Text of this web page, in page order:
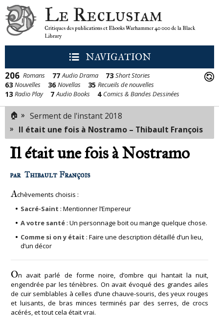
Le Reclusiam
Critiques des publications et Ebooks Warhammer 40 000 de la Black
Library
NAVIGATION
206 Romans 77 Audio Drama 73 Short Stories
63 Nouvelles 36 Novellas 35 Recueils de nouvelles
13 Radio Play 7 Audio Books 4 Comics & Bandes Dessinées
🏠 » Serment de l'instant 2018
» Il était une fois à Nostramo – Thibault François
Il était une fois à Nostramo
par Thibault François
Achèvements choisis :
Sacré-Saint : Mentionner l’Empereur
A votre santé : Un personnage boit ou mange quelque chose.
Comme si on y était : Faire une description détaillé d’un lieu,
d’un décor
On avait parlé de forme noire, d’ombre qui hantait la nuit,
engendrée par les ténèbres. On avait évoqué des grandes ailes
de cuir semblables à celles d’une chauve-souris, des yeux rouges
et luisants, de bras minces terminés par des serres, de crocs
acérés, et tout cela était vrai.